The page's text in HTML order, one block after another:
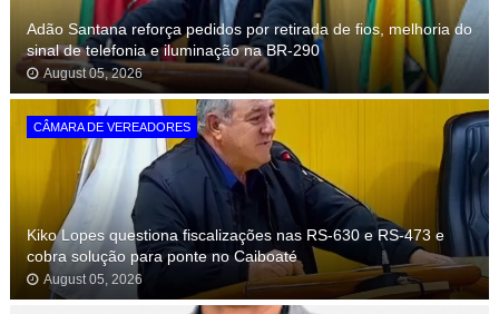
Adão Santana reforça pedidos por retirada de fios, melhoria do
sinal de telefonia e iluminação na BR-290
August 05, 2026
CÂMARA DE VEREADORES
Kiko Lopes questiona fiscalizações nas RS-630 e RS-473 e
cobra solução para ponte no Caiboaté
August 05, 2026